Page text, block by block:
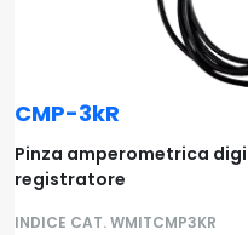
CMP-3kR
Pinza amperometrica
registratore
INDICE CAT. WMITCMP3KR